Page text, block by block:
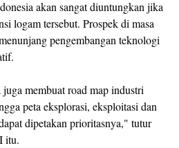
akan sangat diuntungkan jika
logam tersebut. Prospek di masa
pengembangan teknologi
membuat road map industri
peta eksplorasi, eksploitasi dan
dipetakan prioritasnya," tutur
itu.